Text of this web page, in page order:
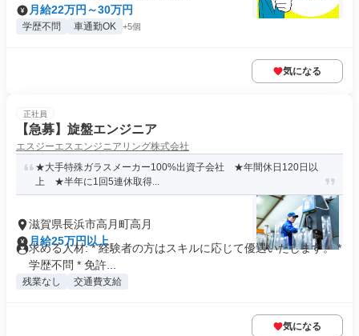
月給22万円～30万円
学歴不問 車通勤OK +5個
気になる
正社員
【急募】旋盤エンジニア
エスジーエスエンジニアリング株式会社
★大手特殊ガラスメーカー100%出資子会社 ★年間休日120日以
上 ★半年に1回5連休取得...
滋賀県長浜市高月町高月
月給25万円以上
求める人材: * 経験者の方はスキルに応じて優遇いたします。 *
学歴不問 * 免許...
残業なし 交通費支給
気になる